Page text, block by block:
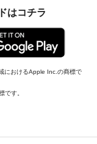
はコチラ
におけるApple Inc.の商標で
です。